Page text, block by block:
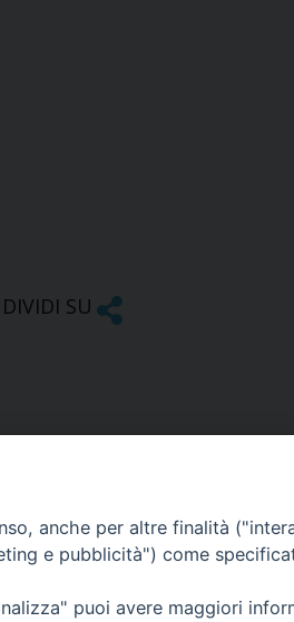
SU
anche per altre finalità
e pubblicità") come
puoi avere maggiori